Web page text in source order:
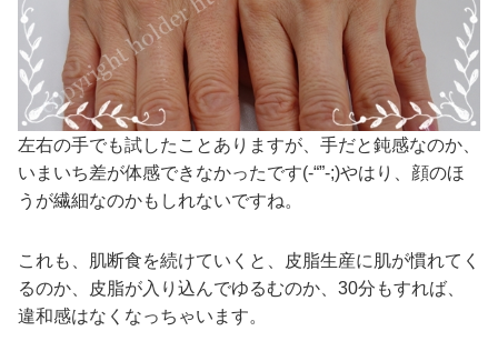
左右の手でも試したことありますが、手だと鈍感なのか、
いまいち差が体感できなかったです(-“”-;)やはり、顔のほ
うが繊細なのかもしれないですね。
これも、肌断食を続けていくと、皮脂生産に肌が慣れてく
るのか、皮脂が入り込んでゆるむのか、30分もすれば、
違和感はなくなっちゃいます。